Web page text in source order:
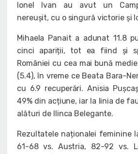
Ionel Ivan au avut un
nereușit, cu o singură victorie și
Mihaela Panait a adunat 11.8
cinci apariții, tot ea fiind și
României cu cea mai bună
(5.4), în vreme ce Beata Bara-
cu 6.9 recuperări. Anisia
49% din acțiune, iar la linia de
alături de Ilinca Belegante.
Rezultatele naționalei feminine
61-68 vs. Austria, 82-92 vs.